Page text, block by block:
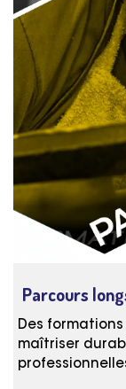
Parcours
Des
maîtriser